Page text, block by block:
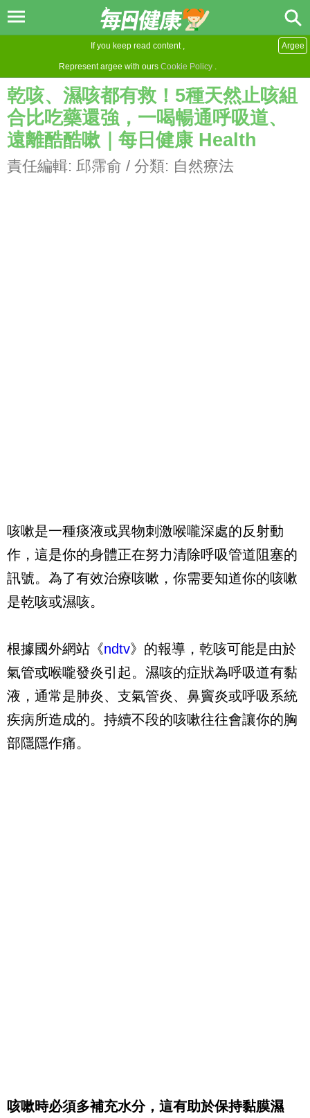
If you keep read content ,
Represent argee with ours Cookie Policy .
Argee
乾咳、濕咳都有救！5種天然止咳組
合比吃藥還強，一喝暢通呼吸道、
遠離酷酷嗽｜每日健康 Health
責任編輯: 邱霈俞 / 分類: 自然療法
咳嗽是一種痰液或異物刺激喉嚨深處的反射動
作，這是你的身體正在努力清除呼吸管道阻塞的
訊號。為了有效治療咳嗽，你需要知道你的咳嗽
是乾咳或濕咳。
根據國外網站《ndtv》的報導，乾咳可能是由於
氣管或喉嚨發炎引起。濕咳的症狀為呼吸道有黏
液，通常是肺炎、支氣管炎、鼻竇炎或呼吸系統
疾病所造成的。持續不段的咳嗽往往會讓你的胸
部隱隱作痛。
咳嗽時必須多補充水分，這有助於保持黏膜濕